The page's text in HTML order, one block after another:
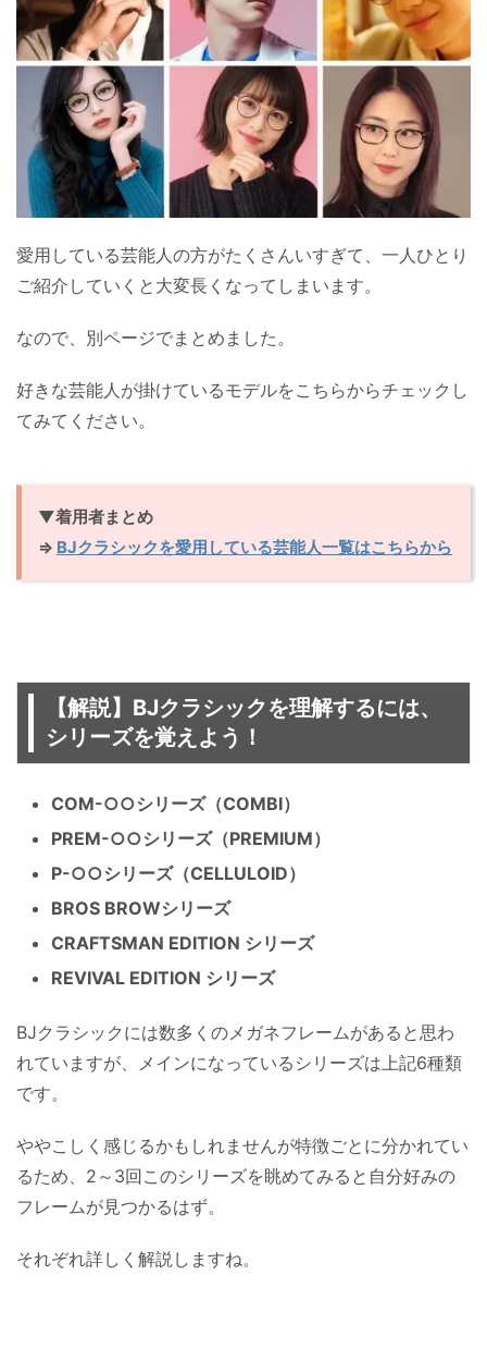
愛用している芸能人の方がたくさんいすぎて、一人ひとり
ご紹介していくと大変長くなってしまいます。
なので、別ページでまとめました。
好きな芸能人が掛けているモデルをこちらからチェックし
てみてください。
▼着用者まとめ
⇒ BJクラシックを愛用している芸能人一覧はこちらから
【解説】BJクラシックを理解するには、
シリーズを覚えよう！
COM-○○シリーズ（COMBI）
PREM-○○シリーズ（PREMIUM）
P-○○シリーズ（CELLULOID）
BROS BROWシリーズ
CRAFTSMAN EDITION シリーズ
REVIVAL EDITION シリーズ
BJクラシックには数多くのメガネフレームがあると思わ
れていますが、メインになっているシリーズは上記6種類
です。
ややこしく感じるかもしれませんが特徴ごとに分かれてい
るため、2～3回このシリーズを眺めてみると自分好みの
フレームが見つかるはず。
それぞれ詳しく解説しますね。